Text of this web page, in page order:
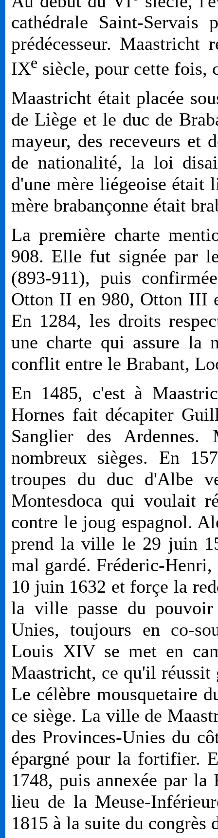
cathédrale Saint-
prédécesseur. Maastricht
IXe siècle, pour cette fois,
Maastricht était placée
de Liège et le duc de
mayeur, des receveurs et
de nationalité, la loi
d'une mère liégeoise était
mère brabançonne était
La première charte
908. Elle fut signée par
(893-911), puis
Otton II en 980, Otton III
En 1284, les droits
une charte qui assure la
conflit entre le Brabant,
En 1485, c'est à
Hornes fait décapiter
Sanglier des Ardennes.
nombreux sièges. En
troupes du duc d'Albe
Montesdoca qui voulait
contre le joug espagnol.
prend la ville le 29 juin
mal gardé. Fréderic-
10 juin 1632 et forçe la
la ville passe du pouvoir
Unies, toujours en co-
Louis XIV se met en
Maastricht, ce qu'il réussit
Le célèbre mousquetaire
ce siège. La ville de
des Provinces-Unies du
épargné pour la fortifier.
1748, puis annexée par
lieu de la Meuse-
1815 à la suite du congrès